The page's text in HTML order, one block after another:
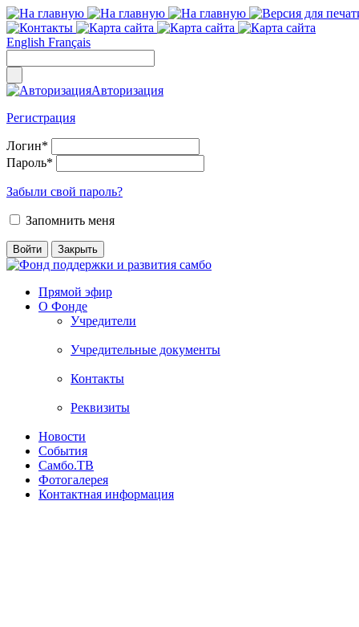
English Français
Авторизация
Регистрация
Логин*
Пароль*
Забыли свой пароль?
Запомнить меня
Прямой эфир
О Фонде
Учредители
Учредительные документы
Контакты
Реквизиты
Новости
События
Самбо.ТВ
Фотогалерея
Контактная информация